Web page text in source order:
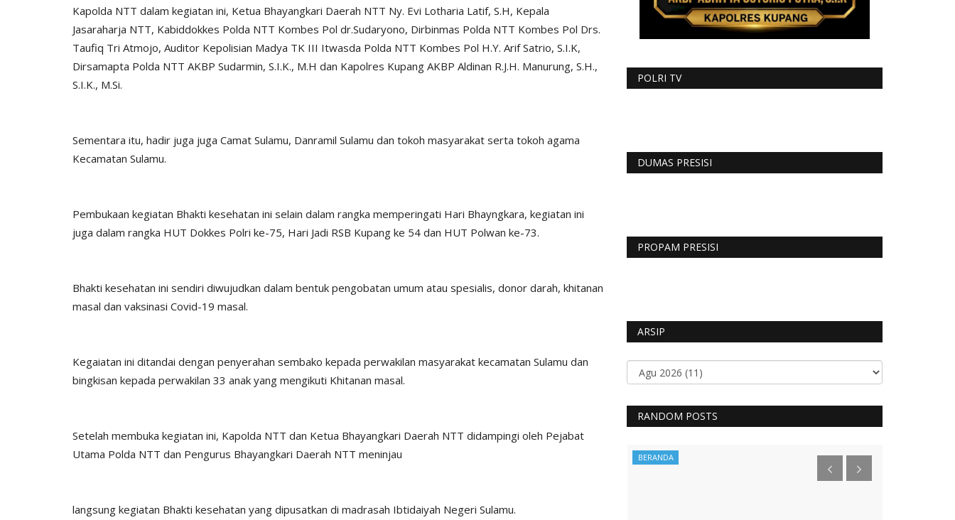
Kapolda NTT dalam kegiatan ini, Ketua Bhayangkari Daerah NTT Ny. Evi Lotharia Latif, S.H, Kepala
Jasaraharja NTT, Kabiddokkes Polda NTT Kombes Pol dr.Sudaryono, Dirbinmas Polda NTT Kombes Pol Drs.
Taufiq Tri Atmojo, Auditor Kepolisian Madya TK III Itwasda Polda NTT Kombes Pol H.Y. Arif Satrio, S.I.K,
Dirsamapta Polda NTT AKBP Sudarmin, S.I.K., M.H dan Kapolres Kupang AKBP Aldinan R.J.H. Manurung, S.H.,
S.I.K., M.Si.
Sementara itu, hadir juga juga Camat Sulamu, Danramil Sulamu dan tokoh masyarakat serta tokoh agama
Kecamatan Sulamu.
Pembukaan kegiatan Bhakti kesehatan ini selain dalam rangka memperingati Hari Bhayngkara, kegiatan ini
juga dalam rangka HUT Dokkes Polri ke-75, Hari Jadi RSB Kupang ke 54 dan HUT Polwan ke-73.
Bhakti kesehatan ini sendiri diwujudkan dalam bentuk pengobatan umum atau spesialis, donor darah, khitanan
masal dan vaksinasi Covid-19 masal.
Kegaiatan ini ditandai dengan penyerahan sembako kepada perwakilan masyarakat kecamatan Sulamu dan
bingkisan kepada perwakilan 33 anak yang mengikuti Khitanan masal.
Setelah membuka kegiatan ini, Kapolda NTT dan Ketua Bhayangkari Daerah NTT didampingi oleh Pejabat
Utama Polda NTT dan Pengurus Bhayangkari Daerah NTT meninjau
langsung kegiatan Bhakti kesehatan yang dipusatkan di madrasah Ibtidaiyah Negeri Sulamu.
POLRI TV
DUMAS PRESISI
PROPAM PRESISI
ARSIP
RANDOM POSTS
BERANDA BERANDA BERANDA